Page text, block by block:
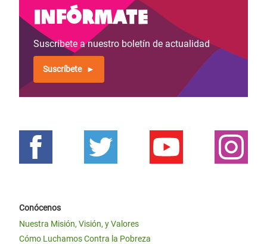
Infórmate
Suscríbete a nuestro boletín de actualidad
Suscríbete
Conócenos
Nuestra Misión, Visión, y Valores
Cómo Luchamos Contra la Pobreza